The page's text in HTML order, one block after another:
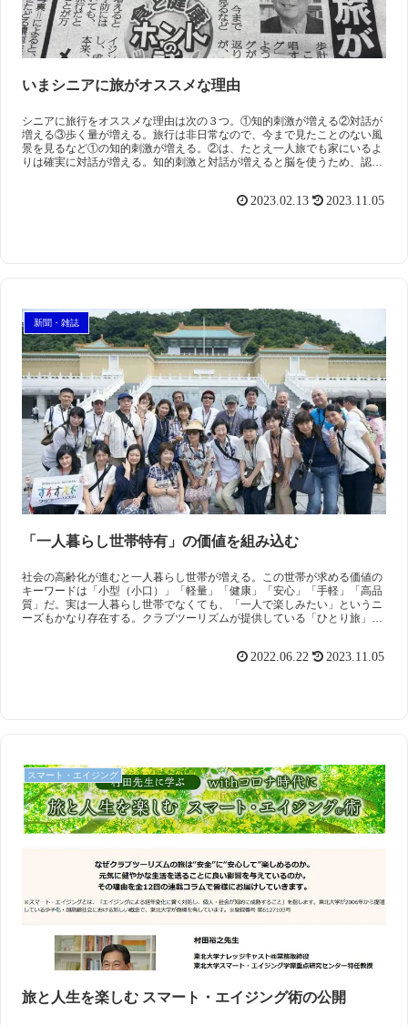
スマート・エイジング シニアビジネス 国際活動
いまシニアに旅がオススメな理由
シニアに旅行をオススメな理由は次の３つ。①知的刺激が増える②対話が
増える③歩く量が増える。旅行は非日常なので、今まで見たことのない風
景を見るなど①の知的刺激が増える。②は、たとえ一人旅でも家にいるよ
りは確実に対話が増える。知的刺激と対話が増えると脳を使うため、認知
2023.02.13
2023.11.05
新聞・雑誌
「一人暮らし世帯特有」の価値を組み込む
社会の高齢化が進むと一人暮らし世帯が増える。この世帯が求める価値の
キーワードは「小型（小口）」「軽量」「健康」「安心」「手軽」「高品
質」だ。実は一人暮らし世帯でなくても、「一人で楽しみたい」というニ
ーズもかなり存在する。クラブツーリズムが提供している「ひとり旅」
2022.06.22
2023.11.05
スマート・エイジング
旅と人生を楽しむ スマート・エイジング術の公開